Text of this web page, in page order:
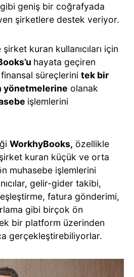
gibi geniş bir coğrafyada
şirketlere destek veriyor.
şirket kuran kullanıcıları için
hayata geçiren
süreçlerini tek bir
yönetmelerine olanak
işlemlerini
WorkhyBooks, özellikle
kuran küçük ve orta
muhasebe işlemlerini
gelir-gider takibi,
fatura gönderimi,
gibi birçok ön
bir platform üzerinden
gerçekleştirebiliyorlar.